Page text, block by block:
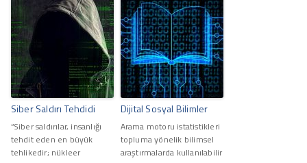
Siber Saldırı Tehdidi
“Siber saldırılar, insanlığı
tehdit eden en büyük
tehlikedir; nükleer
Dijital Sosyal Bilimler
Arama motoru istatistikleri
topluma yönelik bilimsel
araştırmalarda kullanılabilir